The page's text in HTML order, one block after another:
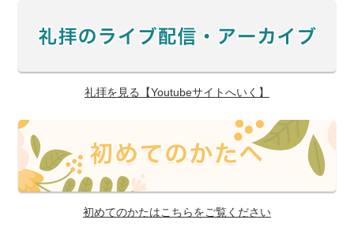
礼拝を見る【Youtubeサイトへいく】
初めてのかたはこちらをご覧ください